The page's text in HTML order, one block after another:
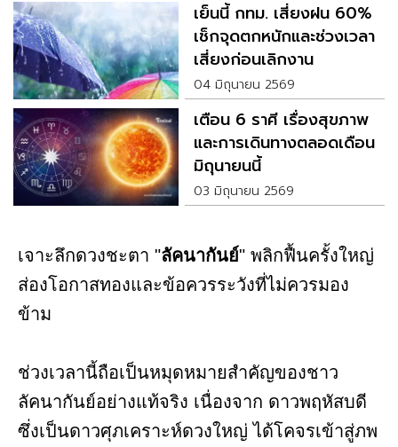
เย็นนี้ กทม. เสี่ยงฝน 60%
เช็กจุดตกหนักและช่วงเวลา
เสี่ยงก่อนเลิกงาน
04 มิถุนายน 2569
เตือน 6 ราศี เรื่องสุขภาพ
และการเดินทางตลอดเดือน
มิถุนายนนี้
03 มิถุนายน 2569
เจาะลึกดวงชะตา "ลัคนากันย์" พลิกฟื้นครั้งใหญ่
ส่องโอกาสทองและข้อควรระวังที่ไม่ควรมอง
ข้าม
ช่วงเวลานี้ถือเป็นหมุดหมายสำคัญของชาว
ลัคนากันย์อย่างแท้จริง เนื่องจาก ดาวพฤหัสบดี
ซึ่งเป็นดาวศุภเคราะห์ดวงใหญ่ ได้โคจรเข้าสู่ภพ